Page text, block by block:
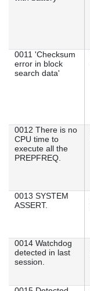
0011 'Checksum
error in block
search data'
0012 There is no
CPU time to
execute all the
PREPFREQ.
0013 SYSTEM
ASSERT.
0014 Watchdog
detected in last
session.